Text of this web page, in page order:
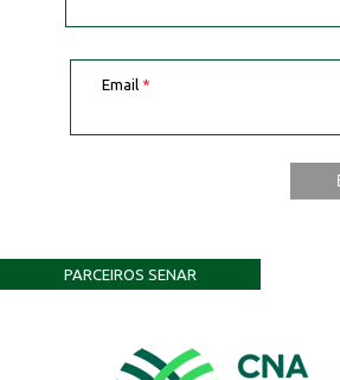
Email *
PARCEIROS SENAR